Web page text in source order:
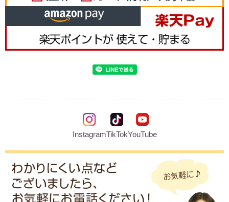
InstagramTikTokYouTube